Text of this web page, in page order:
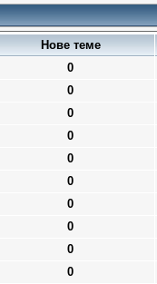
Нове теме
0
0
0
0
0
0
0
0
0
0